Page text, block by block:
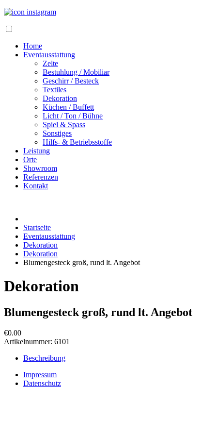
Home
Eventausstattung
Zelte
Bestuhlung / Mobiliar
Geschirr / Besteck
Textiles
Dekoration
Küchen / Buffett
Licht / Ton / Bühne
Spiel & Spass
Sonstiges
Hilfs- & Betriebsstoffe
Leistung
Orte
Showroom
Referenzen
Kontakt
Startseite
Eventausstattung
Dekoration
Dekoration
Blumengesteck groß, rund lt. Angebot
Dekoration
Blumengesteck groß, rund lt. Angebot
€0.00
Artikelnummer: 6101
Beschreibung
Impressum
Datenschutz